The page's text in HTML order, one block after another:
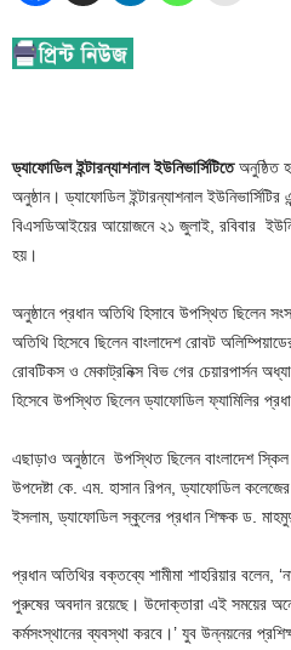
ড্যাফোডিল ইন্টারন্যাশনাল ইউনিভার্সিটিতেঅনুষ্ঠিত
অনুষ্ঠান। ড্যাফোডিল ইন্টারন্যাশনাল
বিএসডিআইয়ের আয়োজনে ২১ জুলাই, রবিবার
হয়।
অনুষ্ঠানে প্রধান অতিথি হিসাবে উপস্থিত ছিলেন
অতিথি হিসেবে ছিলেন বাংলাদেশ রোবট
রোবটিকস ও মেকাট্রনিক্স বিভ গের চেয়ারপার্সন
হিসেবে উপস্থিত ছিলেন ড্যাফোডিল ফ্যামিলির প্রধান
এছাড়াও অনুষ্ঠানে উপস্থিত ছিলেন বাংলাদেশ
উপদেষ্টা কে. এম. হাসান রিপন, ড্যাফোডিল
ইসলাম, ড্যাফোডিল স্কুলের প্রধান শিক্ষক ড.
প্রধান অতিথির বক্তব্যে শামীমা শাহরিয়ার বলেন,
পুরুষের অবদান রয়েছে। উদোক্তারা এই সময়ের
কর্মসংস্থানের ব্যবস্থা করবে।’ যুব উন্নয়নের